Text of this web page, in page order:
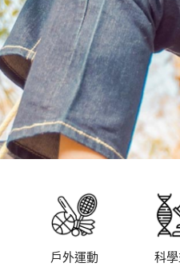
戶外運動 科